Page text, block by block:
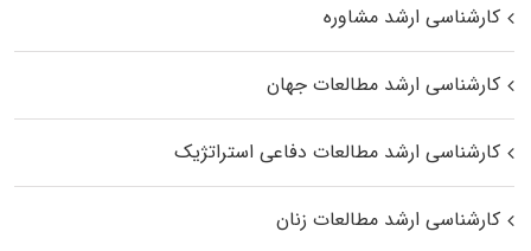
کارشناسی ارشد مشاوره
کارشناسی ارشد مطالعات جهان
کارشناسی ارشد مطالعات دفاعی استراتژیک
کارشناسی ارشد مطالعات زنان